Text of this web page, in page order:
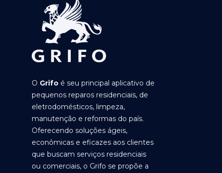
O Grifo é seu principal aplicativo de
pequenos reparos residenciais, de
eletrodomésticos, limpeza,
manutenção e reformas do país.
Oferecendo soluções ágeis,
econômicas e eficazes aos clientes
que buscam serviços residenciais
ou comerciais, o Grifo se propõe a